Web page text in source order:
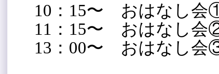
10：15〜 おはなし会
11：15〜 おはなし会
13：00〜 おはなし会